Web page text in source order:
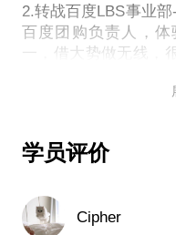
2.最难晋升的2级（
现快速突破。
3.面对未来的职场路
1.时间地点：13号线
2.转战百度LBS事业
百度团购负责人，体
一，借大势做无线，
等团队。17年跟随
学员评价
Cipher